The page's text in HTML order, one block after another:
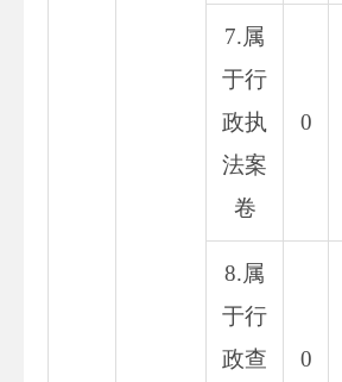
7.属
于行
政执
法案
卷
0
8.属
于行
政查
0